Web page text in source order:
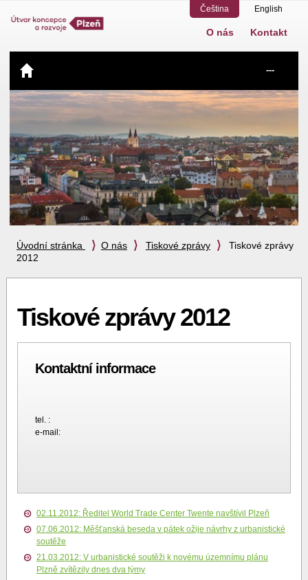
Čeština English
Navigace ---
O nás Kontakt
Úvodní stránka O nás Tiskové zprávy
Tiskové zprávy
2012
Tiskové zprávy 2012
Kontaktní informace
tel. :
e-mail:
02.11.2012: Ředitel World Trade Center Twente navštívil Plzeň
07.06.2012: Měšťanská beseda v pátek ožije návrhy z urbanistické
soutěže
21.03.2012: V urbanistické soutěži k novému územnímu plánu
Plzně zvítězily dnes dva týmy